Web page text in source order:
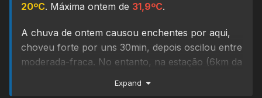
20ºC. Máxima ontem de 31,9ºC.
A chuva de ontem causou enchentes por aqui,
choveu forte por uns 30min, depois oscilou entre
moderada-fraca. No entanto, na estação (6km da
os acumulados devem ter ultrapassado os 40mm.
Expand